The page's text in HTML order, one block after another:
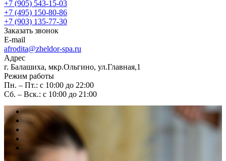
+7 (905) 543-15-03
+7 (495) 150-80-86
+7 (903) 135-77-30
Заказать звонок
E-mail
afrodita@zheldor-spa.ru
Адрес
г. Балашиха, мкр.Ольгино, ул.Главная,1
Режим работы
Пн. – Пт.: с 10:00 до 22:00
Сб. – Вск.: с 10:00 до 21:00